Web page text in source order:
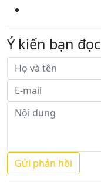
Ý kiến bạn đọc